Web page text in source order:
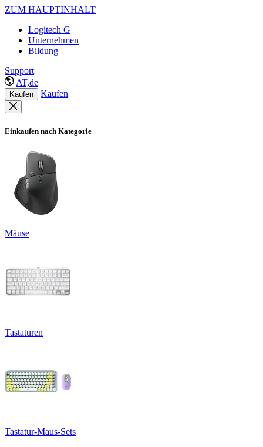
ZUM HAUPTINHALT
Logitech G
Unternehmen
Bildung
Support
AT,de
Kaufen Kaufen
Einkaufen nach Kategorie
Mäuse
Tastaturen
Tastatur-Maus-Sets